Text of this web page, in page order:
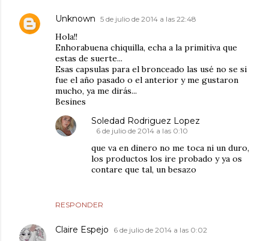
Unknown 5 de julio de 2014 a las 22:48
Hola!!
Enhorabuena chiquilla, echa a la primitiva que
estas de suerte...
Esas capsulas para el bronceado las usé no se si
fue el año pasado o el anterior y me gustaron
mucho, ya me dirás...
Besines
RESPONDER
Soledad Rodriguez Lopez
6 de julio de 2014 a las 0:10
que va en dinero no me toca ni un duro,
los productos los ire probado y ya os
contare que tal, un besazo
Claire Espejo 6 de julio de 2014 a las 0:02